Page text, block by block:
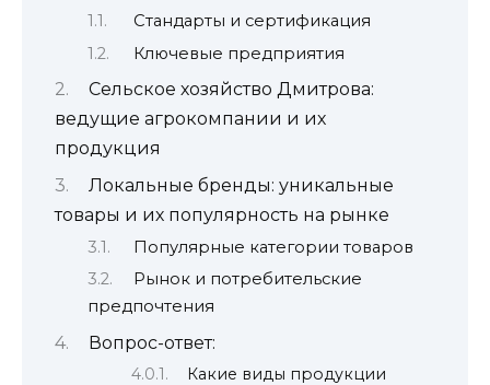
Стандарты и сертификация
Ключевые предприятия
Сельское хозяйство Дмитрова:
ведущие агрокомпании и их
продукция
Локальные бренды: уникальные
товары и их популярность на рынке
Популярные категории товаров
Рынок и потребительские
предпочтения
Вопрос-ответ:
Какие виды продукции